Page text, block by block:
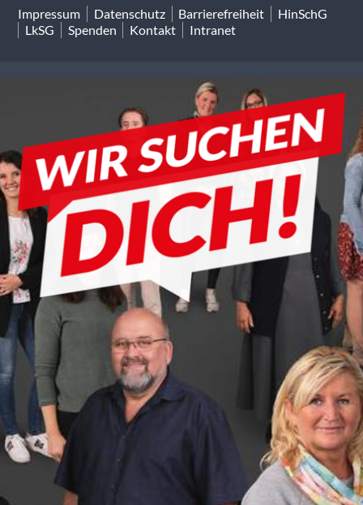
Impressum Datenschutz Barrierefreiheit
HinSchG
LkSG
Spenden Kontakt Intranet